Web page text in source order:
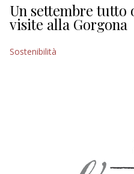
CULTURA
Un settembre tutto
visite alla Gorgona
Sostenibilità